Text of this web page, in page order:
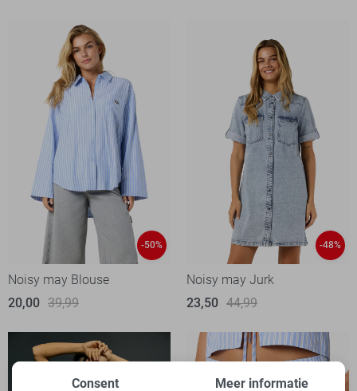
-50%
Noisy may Blouse
20,00 39,99
-48%
Noisy may Jurk
23,50 44,99
Consent Meer informatie